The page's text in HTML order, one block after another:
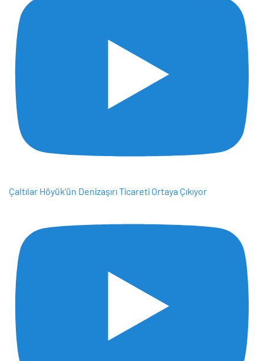
Çaltılar Höyük'ün Denizaşırı Ticareti Ortaya Çıkıyor